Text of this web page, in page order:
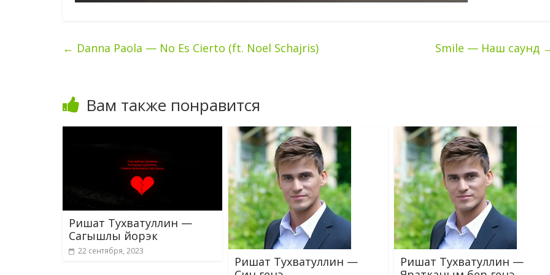
← Danna Paola — No Es Cierto (ft. Noel Schajris) Smile — Наш саунд
Вам также понравится
Ришат Тухватуллин —
Сагышлы йорэк
22 сентября, 2023
Ришат Тухватуллин —
Ришат Тухватуллин —